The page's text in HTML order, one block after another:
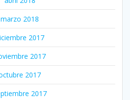
marzo 2018
2017
2017
2017
2017